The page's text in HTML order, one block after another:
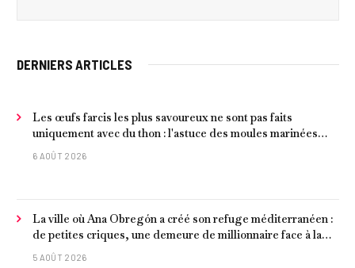
DERNIERS ARTICLES
Les œufs farcis les plus savoureux ne sont pas faits
uniquement avec du thon : l'astuce des moules marinées
pour les rendre beaucoup plus juteux
6 AOÛT 2026
La ville où Ana Obregón a créé son refuge méditerranéen :
de petites criques, une demeure de millionnaire face à la
mer et les meilleurs fruits de mer
5 AOÛT 2026